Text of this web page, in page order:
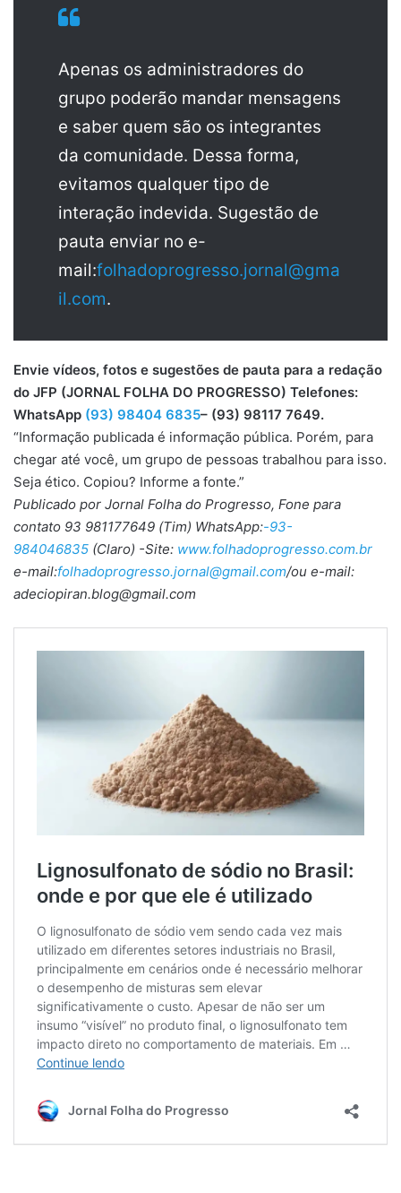
Apenas os administradores do
grupo poderão mandar mensagens
e saber quem são os integrantes
da comunidade. Dessa forma,
evitamos qualquer tipo de
interação indevida. Sugestão de
pauta enviar no e-
mail:folhadoprogresso.jornal@gma
il.com.
Envie vídeos, fotos e sugestões de pauta para a redação
do JFP (JORNAL FOLHA DO PROGRESSO) Telefones:
WhatsApp (93) 98404 6835– (93) 98117 7649.
“Informação publicada é informação pública. Porém, para
chegar até você, um grupo de pessoas trabalhou para isso.
Seja ético. Copiou? Informe a fonte.”
Publicado por Jornal Folha do Progresso, Fone para
contato 93 981177649 (Tim) WhatsApp:-93-
984046835 (Claro) -Site: www.folhadoprogresso.com.br
e-mail:folhadoprogresso.jornal@gmail.com/ou e-mail:
adeciopiran.blog@gmail.com